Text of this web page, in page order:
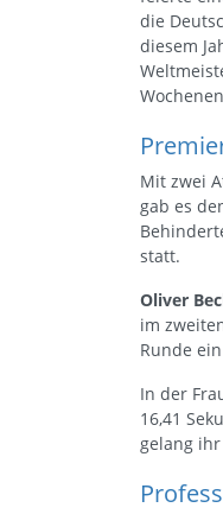
die
diesem
Mit zwei
gab es
statt.
Oliver
im
Runde
In der
16,41
gelang